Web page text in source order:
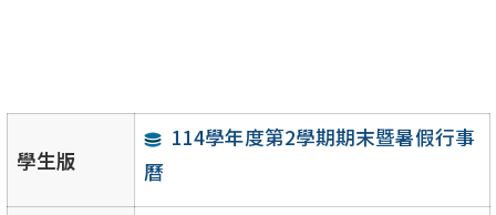
學生版
114學年度第2學期期末暨暑假行事
曆